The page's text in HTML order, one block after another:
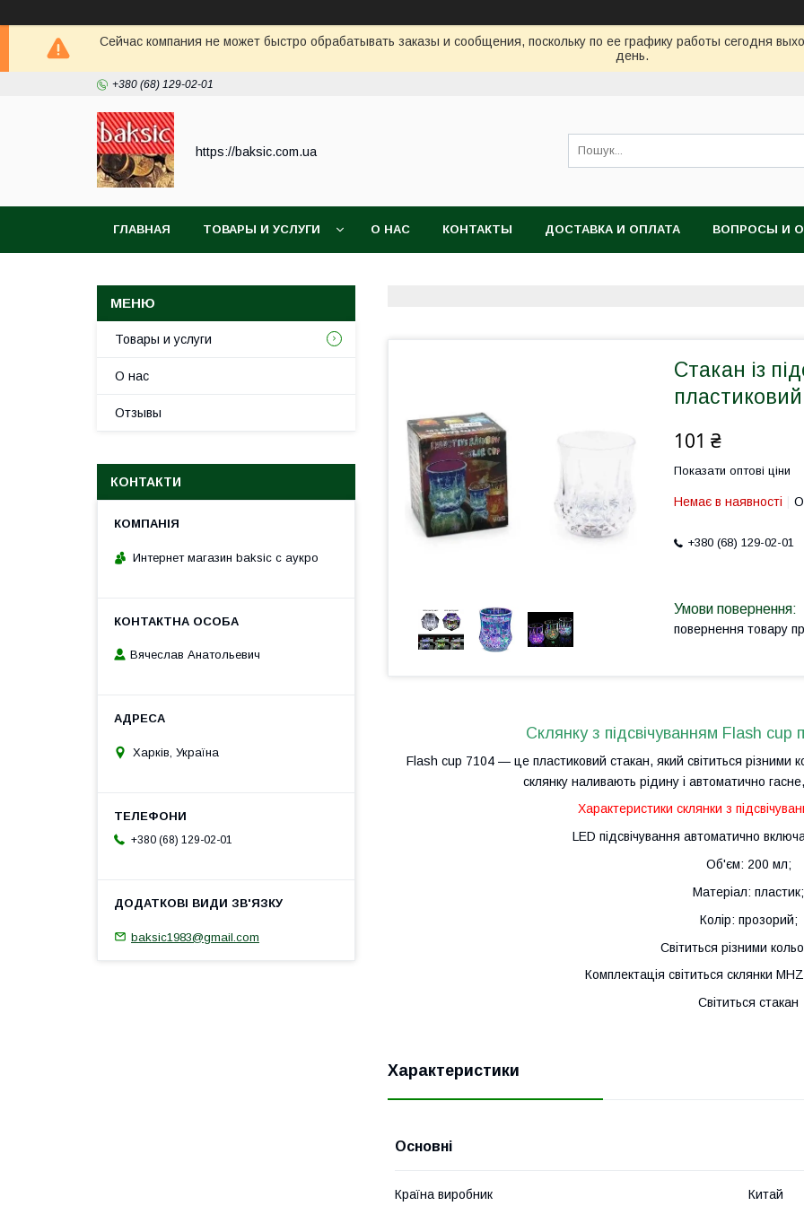
Сейчас компания не может быстро обрабатывать заказы и сообщения, поскольку по ее графику работы сегодня
день.
+380 (68) 129-02-01
https://baksic.com.ua
ГЛАВНАЯ ТОВАРЫ И УСЛУГИ О НАС КОНТАКТЫ ДОСТАВКА И ОПЛАТА ВОПРОСЫ И
Стакан із
101 ₴
Показати оптові ціни
Немає в наявності
+380 (68) 129-02-01
повернення товару
Склянку з підсвічуванням Flash cup
Flash cup 7104 — це пластиковий стакан, який світиться різними
склянку наливають рідину і автоматично
Характеристики склянки з
LED підсвічування автоматично
Об'єм: 200 мл;
Матеріал: пластик;
Колір: прозорий;
Світиться різними
Комплектація світиться склянки
Світиться стакан
Характеристики
Основні
Країна виробник Китай
Товары и услуги
О нас
Отзывы
КОНТАКТИ
Интернет магазин baksic с аукро
Вячеслав Анатольевич
Харків, Україна
+380 (68) 129-02-01
baksic1983@gmail.com